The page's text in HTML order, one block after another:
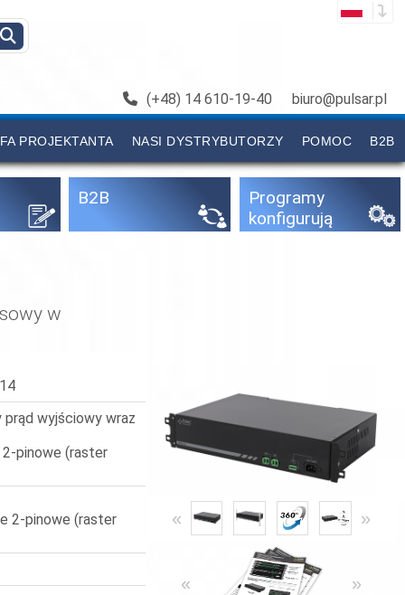
(+48) 14 610-19-40 biuro@pulsar.pl
PROJEKTANTA NASI DYSTRYBUTORZY POMOC B2B
B2B
Programy
konfigurują
w
prąd wyjściowy wraz
2-pinowe (raster
2-pinowe (raster « »
« »